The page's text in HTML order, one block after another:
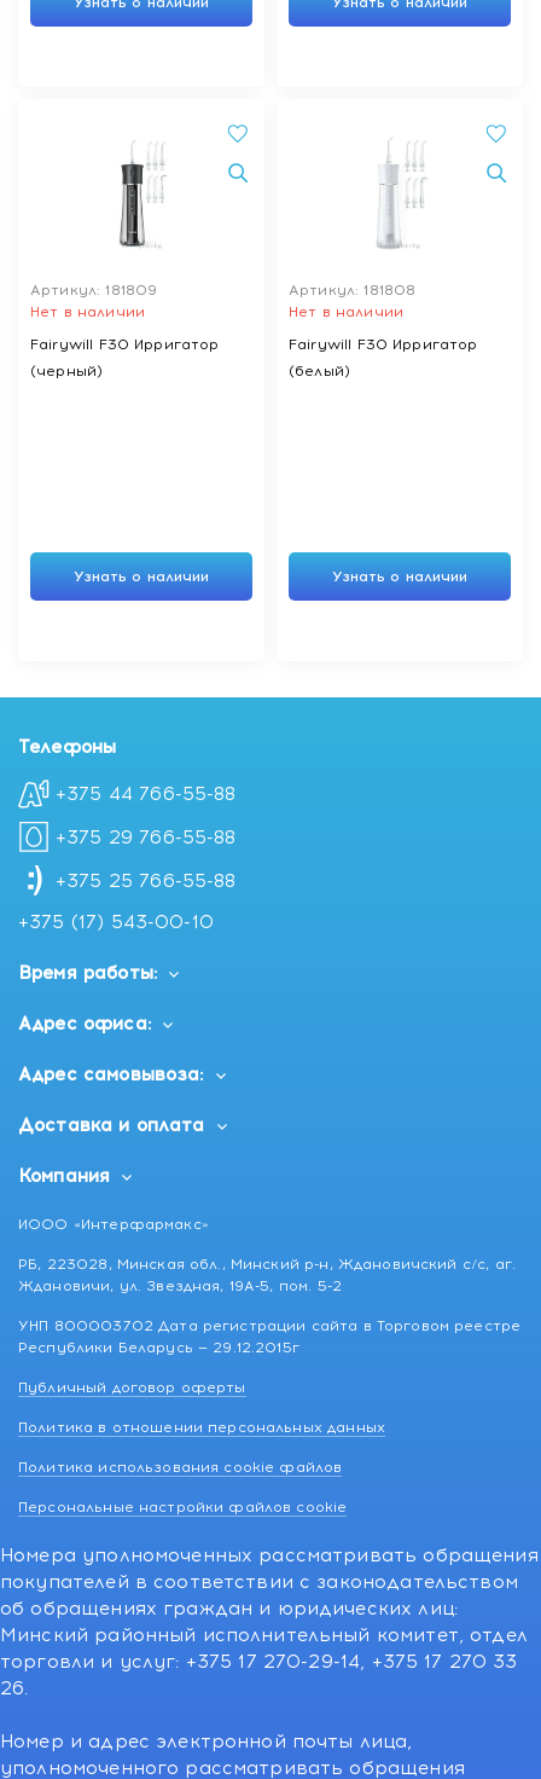
Артикул: 181809
Нет в наличии
Fairywill F30 Ирригатор
(черный)
Узнать о наличии
Артикул: 181808
Нет в наличии
Fairywill F30 Ирригатор
(белый)
Узнать о наличии
Телефоны
+375 44 766-55-88
+375 29 766-55-88
+375 25 766-55-88
+375 (17) 543-00-10
Время работы:
Адрес офиса:
Адрес самовывоза:
Доставка и оплата
Компания
ИООО «Интерфармакс»
РБ, 223028, Минская обл., Минский р-н, Ждановичский с/с, аг.
Ждановичи, ул. Звездная, 19А-5, пом. 5-2
УНП 800003702 Дата регистрации сайта в Торговом реестре
Республики Беларусь — 29.12.2015г
Публичный договор оферты
Политика в отношении персональных данных
Политика использования cookie файлов
Персональные настройки файлов cookie
Номера уполномоченных рассматривать обращения
покупателей в соответствии с законодательством
об обращениях граждан и юридических лиц:
Минский районный исполнительный комитет, отдел
торговли и услуг: +375 17 270-29-14, +375 17 270 33
26.
Номер и адрес электронной почты лица,
уполномоченного рассматривать обращения